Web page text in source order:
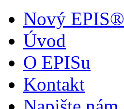
Nový EPIS®
Úvod
O EPISu
Kontakt